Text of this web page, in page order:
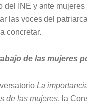
del INE y ante
las voces del
concretar.
de las mujeres
La
de las mujeres, la